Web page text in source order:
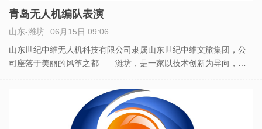
青岛无人机编队表演
山东-潍坊
06月15日 09:06
山东世纪中维无人机科技有限公司隶属山东世纪中维文旅集团，公
司座落于美丽的风筝之都——潍坊，是一家以技术创新为导向，拥
无人机检测、无人机编队、无人机技术培训和无人机方案策划及技